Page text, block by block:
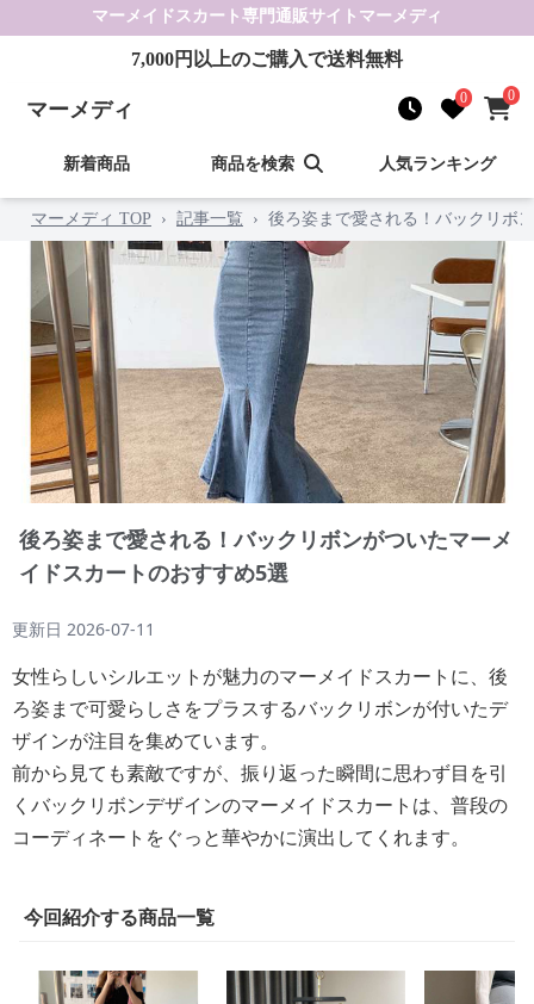
マーメイドスカート 専門通販サイト マーメディ
7,000円以上のご購入で送料無料
マーメディ 0 0
新着商品 商品を検索 人気ランキング
マーメディ TOP › 記事一覧 › 後ろ姿まで愛される！バックリボ
後ろ姿まで愛される！バックリボンがついたマーメ
イドスカートのおすすめ5選
更新日 2026-07-11
女性らしいシルエットが魅力のマーメイドスカートに、後
ろ姿まで可愛らしさをプラスするバックリボンが付いたデ
ザインが注目を集めています。
前から見ても素敵ですが、振り返った瞬間に思わず目を引
くバックリボンデザインのマーメイドスカートは、普段の
コーディネートをぐっと華やかに演出してくれます。
今回紹介する商品一覧